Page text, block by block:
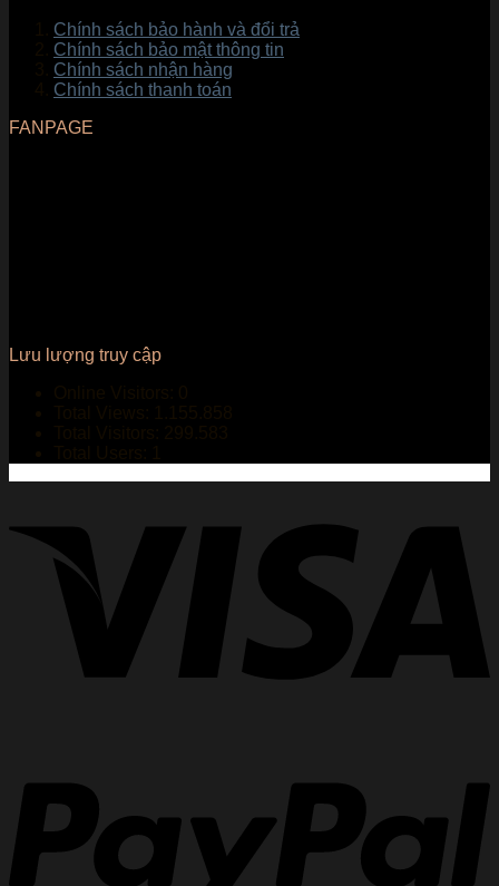
Chính sách bảo hành và đổi trả
Chính sách bảo mật thông tin
Chính sách nhận hàng
Chính sách thanh toán
FANPAGE
Lưu lượng truy cập